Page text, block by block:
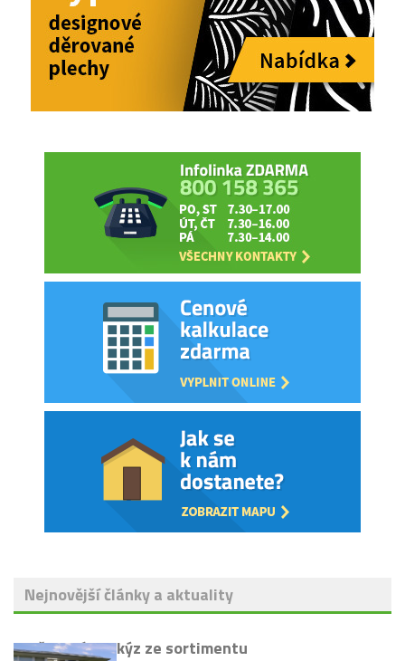
Nejnovější články a aktuality
Vyřazení markýz ze sortimentu